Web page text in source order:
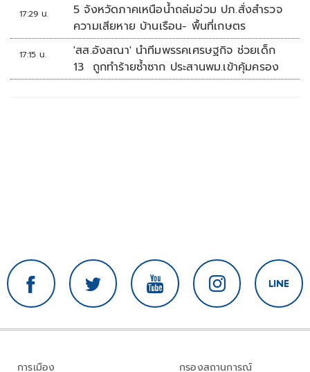
17:29 น.
5 จังหวัดภาคเหนือน้ำถล่มอ่วม ปภ.สั่งสำรวจ
ความเสียหาย บ้านเรือน- พื้นที่เกษตร
17:15 น.
'สส.อังสณา' นำทีมพรรคเศรษฐกิจ ช่วยเด็ก
13 ถูกทำร้ายซ้ำซาก ประสานพม.เข้าคุ้มครอง
การเมือง
กรองสถานการณ์